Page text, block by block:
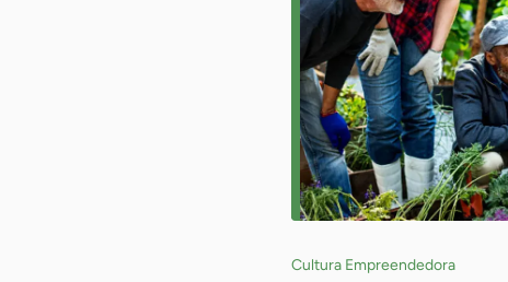
Cultura Empreendedora